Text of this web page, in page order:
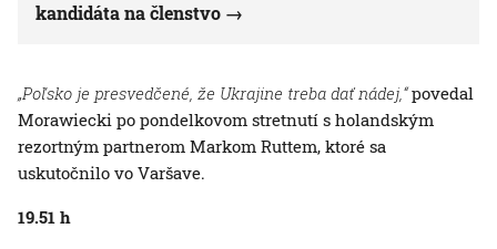
kandidáta na členstvo
„Poľsko je presvedčené, že Ukrajine treba dať nádej,“povedal
Morawiecki po pondelkovom stretnutí s holandským
rezortným partnerom Markom Ruttem, ktoré sa
uskutočnilo vo Varšave.
19.51 h